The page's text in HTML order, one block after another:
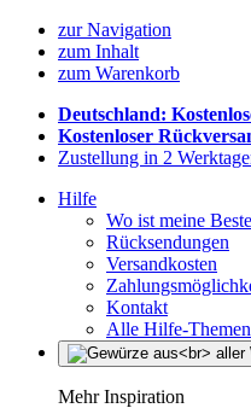
zur Navigation
zum Inhalt
zum Warenkorb
Deutschland:
Kostenloser
Zustellung in 2
Hilfe
Wo ist meine
Rücksendungen
Versandkosten
Kontakt
Alle Hilfe-Themen
Mehr Inspiration